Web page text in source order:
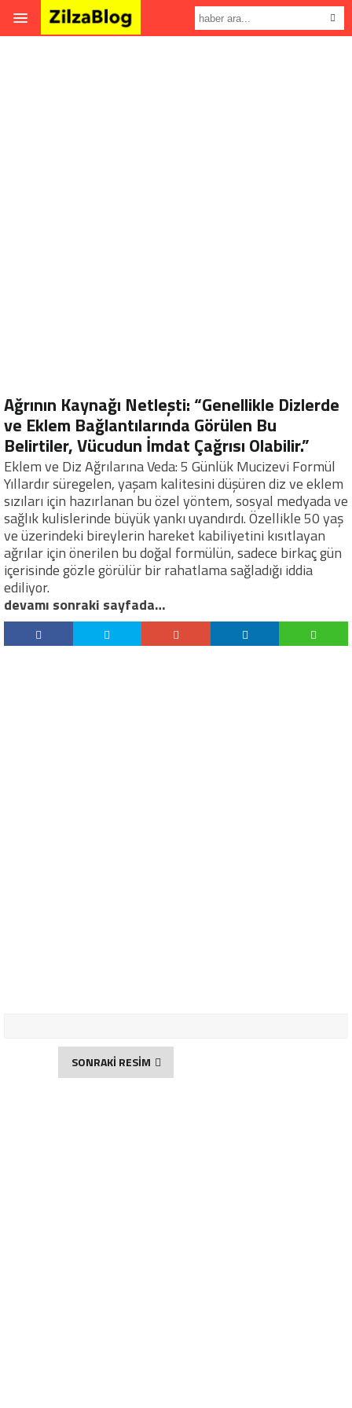
Ağrının Kaynağı Netleşti: “Genellikle Dizlerde
ve Eklem Bağlantılarında Görülen Bu
Belirtiler, Vücudun İmdat Çağrısı Olabilir.”
Eklem ve Diz Ağrılarına Veda: 5 Günlük Mucizevi Formül
Yıllardır süregelen, yaşam kalitesini düşüren diz ve eklem
sızıları için hazırlanan bu özel yöntem, sosyal medyada ve
sağlık kulislerinde büyük yankı uyandırdı. Özellikle 50 yaş
ve üzerindeki bireylerin hareket kabiliyetini kısıtlayan
ağrılar için önerilen bu doğal formülün, sadece birkaç gün
içerisinde gözle görülür bir rahatlama sağladığı iddia
ediliyor.
devamı sonraki sayfada…
SONRAKİ RESİM